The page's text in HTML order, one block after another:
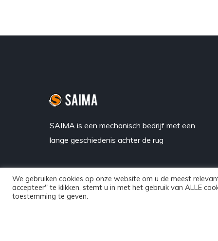
SAIMA is een mechanisch bedrijf met een
lange geschiedenis achter de rug
We gebruiken cookies op onze website om u de meest
accepteer" te klikken, stemt u in met het gebruik van ALLE
toestemming te geven.